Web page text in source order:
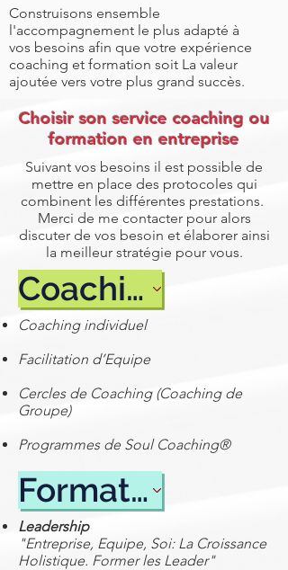
Construisons ensemble
l'accompagnement le plus adapté à
vos besoins afin que votre expérience
coaching et formation soit La valeur
ajoutée vers votre plus grand succès.
Choisir son service coaching ou
formation en entreprise
Suivant vos besoins il est possible de
mettre en place des protocoles qui
combinent les différentes prestations.
Merci de me contacter pour alors
discuter de vos besoin et élaborer ainsi
la meilleur stratégie pour vous.
Coaching
Coaching individuel
Facilitation d’Equipe
Cercles de Coaching (Coaching de
Groupe)
Programmes de Soul Coaching®
Formation
Leadership
"Entreprise, Equipe, Soi: La Croissance
Holistique. Former les Leader"